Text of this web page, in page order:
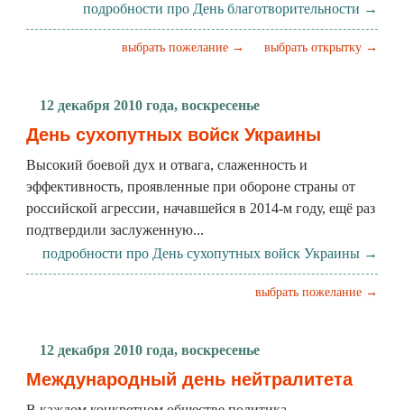
подробности про День благотворительности →
выбрать открытку →
выбрать пожелание →
12 декабря 2010 года, воскресенье
День сухопутных войск Украины
Высокий боевой дух и отвага, слаженность и
эффективность, проявленные при обороне страны от
российской агрессии, начавшейся в 2014-м году, ещё раз
подтвердили заслуженную...
подробности про День сухопутных войск Украины →
выбрать пожелание →
12 декабря 2010 года, воскресенье
Международный день нейтралитета